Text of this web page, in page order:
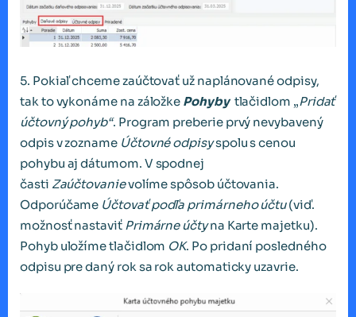
5. Pokiaľ chceme zaúčtovať už naplánované odpisy,
tak to vykonáme na záložke Pohyby tlačidlom „Pridať
účtovný pohyb“. Program preberie prvý nevybavený
odpis v zozname Účtovné odpisyspolu s cenou
pohybu aj dátumom. V spodnej
časti Zaúčtovanievolíme spôsob účtovania.
Odporúčame Účtovať podľa primárneho účtu(viď.
možnosť nastaviť Primárne účtyna Karte majetku).
Pohyb uložíme tlačidlom OK. Po pridaní posledného
odpisu pre daný rok sa rok automaticky uzavrie.